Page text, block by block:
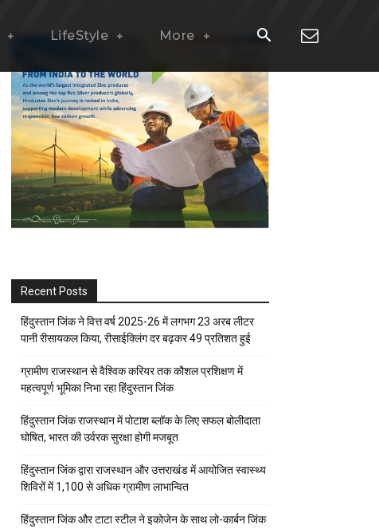
LifeStyle More
Recent Posts
हिंदुस्तान जिंक ने वित्त वर्ष 2025-26 में लगभग 23 अरब लीटर
पानी रीसायकल किया, रीसाईक्लिंग दर बढ़कर 49 प्रतिशत हुई
ग्रामीण राजस्थान से वैश्विक करियर तक कौशल प्रशिक्षण में
महत्वपूर्ण भूमिका निभा रहा हिंदुस्तान जिंक
हिंदुस्तान जिंक राजस्थान में पोटाश ब्लॉक के लिए सफल बोलीदाता
घोषित, भारत की उर्वरक सुरक्षा होगी मजबूत
हिंदुस्तान जिंक द्वारा राजस्थान और उत्तराखंड में आयोजित स्वास्थ्य
शिविरों में 1,100 से अधिक ग्रामीण लाभान्वित
हिंदुस्तान जिंक और टाटा स्टील ने इकोजेन के साथ लो-कार्बन जिंक